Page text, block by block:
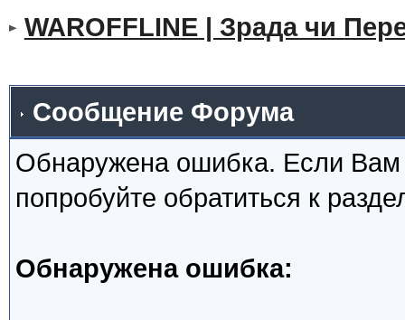
WAROFFLINE | Зрада чи
Сообщение Форума
Обнаружена ошибка. Если
попробуйте обратиться к
Обнаружена ошибка: